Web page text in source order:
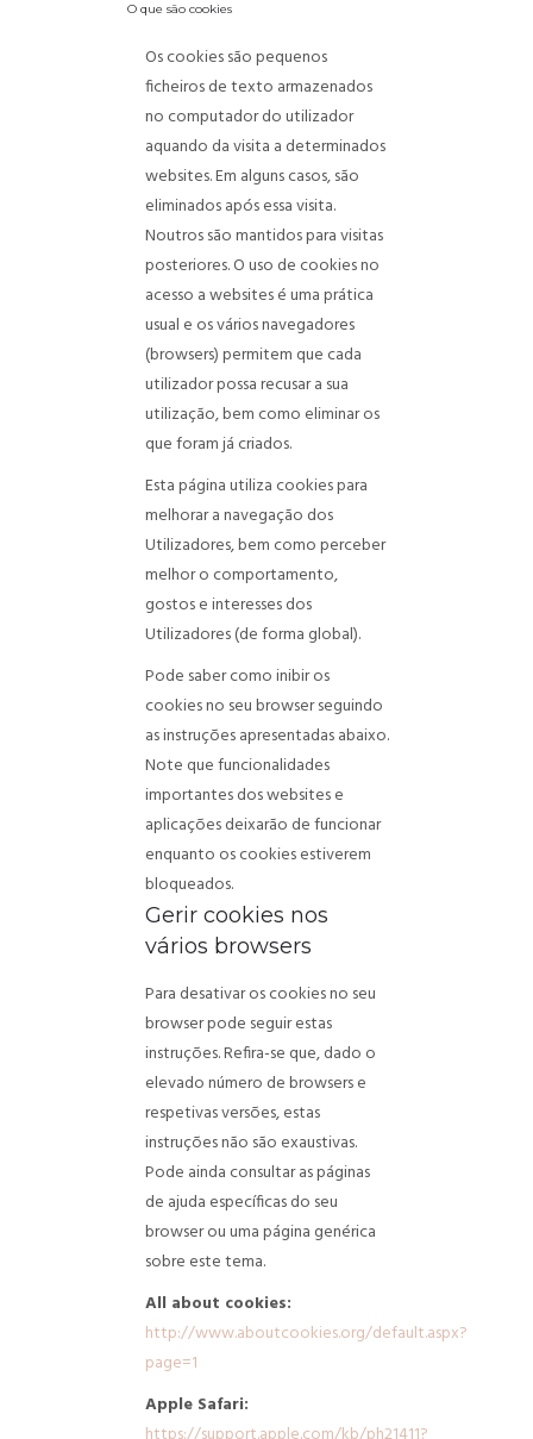
O que são cookies
Os cookies são pequenos
ficheiros de texto armazenados
no computador do utilizador
aquando da visita a determinados
websites. Em alguns casos, são
eliminados após essa visita.
Noutros são mantidos para visitas
posteriores. O uso de cookies no
acesso a websites é uma prática
usual e os vários navegadores
(browsers) permitem que cada
utilizador possa recusar a sua
utilização, bem como eliminar os
que foram já criados.
Esta página utiliza cookies para
melhorar a navegação dos
Utilizadores, bem como perceber
melhor o comportamento,
gostos e interesses dos
Utilizadores (de forma global).
Pode saber como inibir os
cookies no seu browser seguindo
as instruções apresentadas abaixo.
Note que funcionalidades
importantes dos websites e
aplicações deixarão de funcionar
enquanto os cookies estiverem
bloqueados.
Gerir cookies nos
vários browsers
Para desativar os cookies no seu
browser pode seguir estas
instruções. Refira-se que, dado o
elevado número de browsers e
respetivas versões, estas
instruções não são exaustivas.
Pode ainda consultar as páginas
de ajuda específicas do seu
browser ou uma página genérica
sobre este tema.
All about cookies:
http://www.aboutcookies.org/default.aspx?
page=1
Apple Safari: